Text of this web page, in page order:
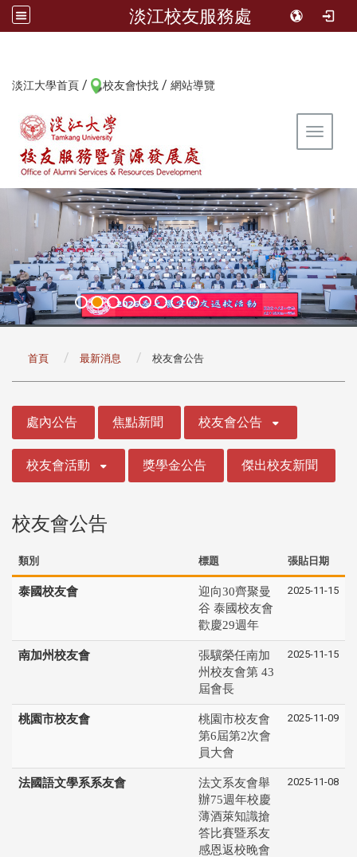
淡江校友服務處
淡江大學首頁 / 校友會快找 / 網站導覽
Toggle
首頁 最新消息 校友會公告
處內公告 焦點新聞 校友會公告
校友會活動 獎學金公告 傑出校友新聞
校友會公告
類別 標題 張貼日期
泰國校友會
迎向30齊聚曼
谷 泰國校友會
歡慶29週年
2025-11-15
南加州校友會
張驥榮任南加
州校友會第 43
屆會長
2025-11-15
桃園市校友會
桃園市校友會
第6屆第2次會
員大會
2025-11-09
法國語文學系系友會
法文系友會舉
辦75週年校慶
薄酒萊知識搶
答比賽暨系友
感恩返校晚會
2025-11-08